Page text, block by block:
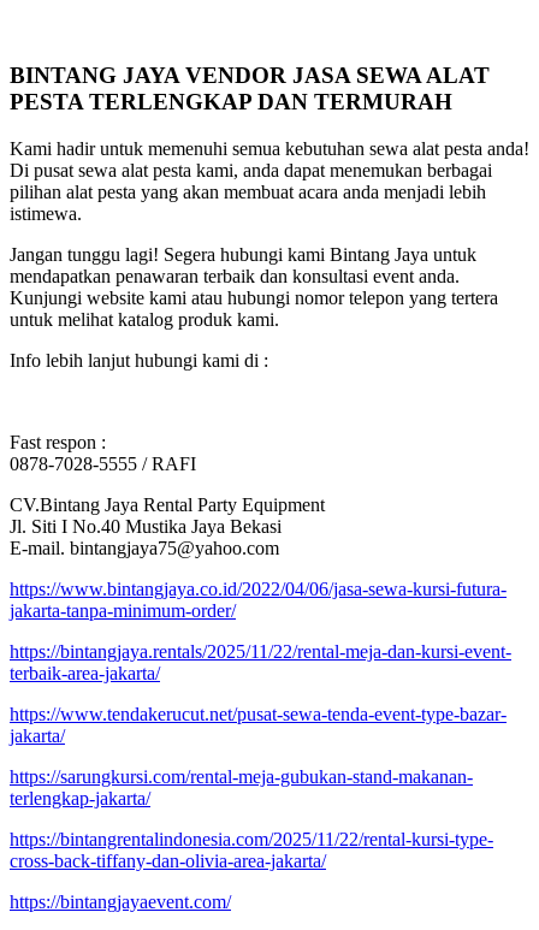
BINTANG JAYA VENDOR JASA SEWA ALAT
PESTA TERLENGKAP DAN TERMURAH
Kami hadir untuk memenuhi semua kebutuhan sewa alat pesta anda!
Di pusat sewa alat pesta kami, anda dapat menemukan berbagai
pilihan alat pesta yang akan membuat acara anda menjadi lebih
istimewa.
Jangan tunggu lagi! Segera hubungi kami Bintang Jaya untuk
mendapatkan penawaran terbaik dan konsultasi event anda.
Kunjungi website kami atau hubungi nomor telepon yang tertera
untuk melihat katalog produk kami.
Info lebih lanjut hubungi kami di :
Fast respon :
0878-7028-5555 / RAFI
CV.Bintang Jaya Rental Party Equipment
Jl. Siti I No.40 Mustika Jaya Bekasi
E-mail. bintangjaya75@yahoo.com
https://www.bintangjaya.co.id/2022/04/06/jasa-sewa-kursi-futura-
jakarta-tanpa-minimum-order/
https://bintangjaya.rentals/2025/11/22/rental-meja-dan-kursi-event-
terbaik-area-jakarta/
https://www.tendakerucut.net/pusat-sewa-tenda-event-type-bazar-
jakarta/
https://sarungkursi.com/rental-meja-gubukan-stand-makanan-
terlengkap-jakarta/
https://bintangrentalindonesia.com/2025/11/22/rental-kursi-type-
cross-back-tiffany-dan-olivia-area-jakarta/
https://bintangjayaevent.com/